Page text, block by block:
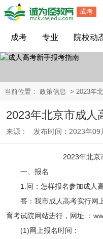
成考
成考 专业 院校动
当前位置： 政策信息 > 2023年
2023年北京市成人
来源： 发布时间：2023年09
2023年北京
一、报名
1.问：怎样报名参加成人
答：我市成人高考实行网上
育考试院网站进行，网址 ：
(1)网上报名时间：